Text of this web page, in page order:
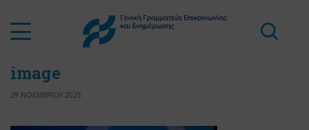
image
29 ΝΟΕΜΒΡΙΟΥ 2025